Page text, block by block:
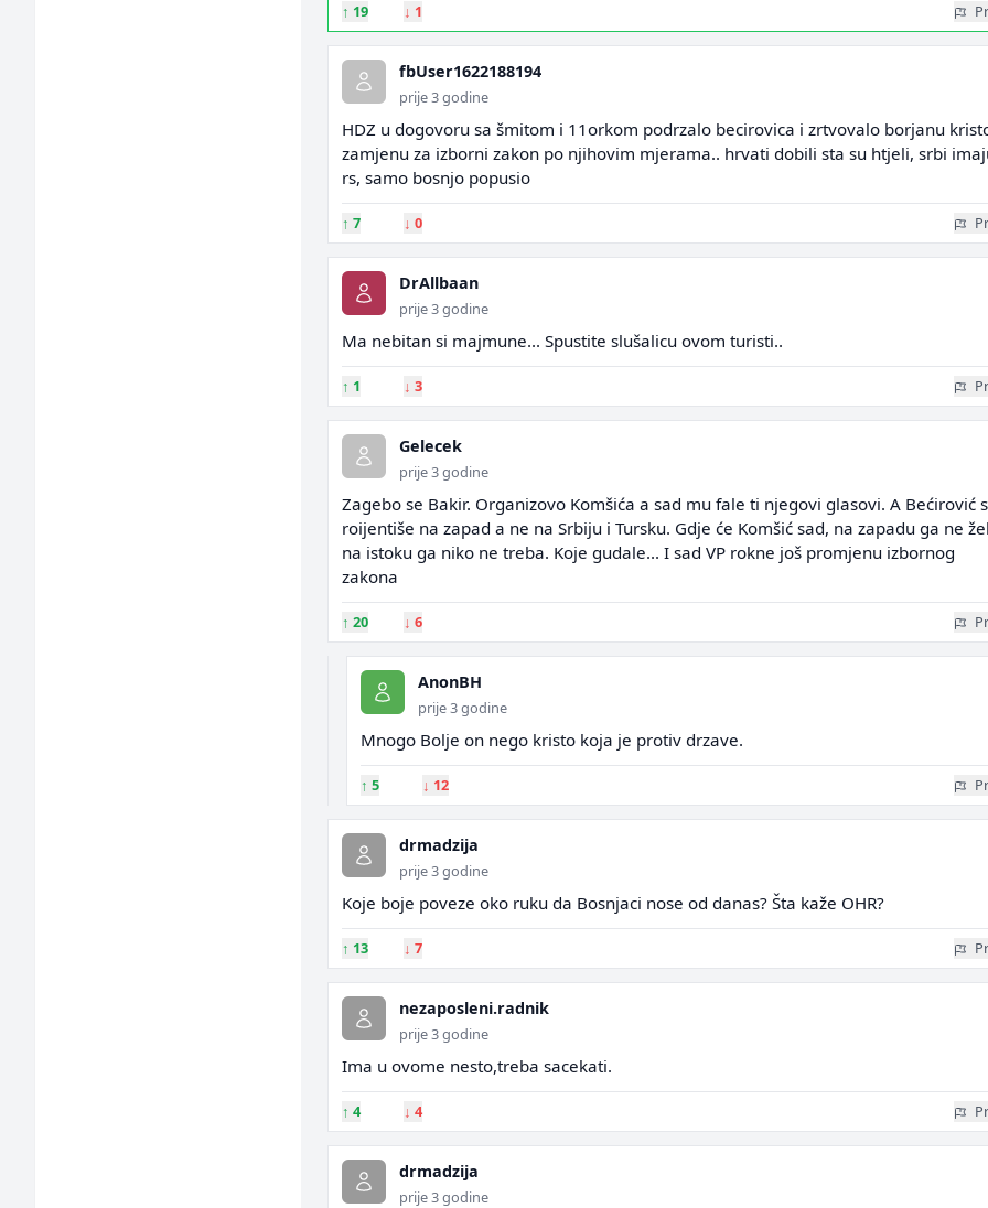
↑ 19 ↓ 1
fbUser1622188194
prije 3 godine
HDZ u dogovoru sa šmitom i 11orkom podrzalo becirovica i zrtvovalo borjanu
zamjenu za izborni zakon po njihovim mjerama.. hrvati dobili sta su htjeli, srbi
rs, samo bosnjo popusio
↑ 7 ↓ 0
DrAllbaan
prije 3 godine
Ma nebitan si majmune... Spustite slušalicu ovom turisti..
↑ 1 ↓ 3
Gelecek
prije 3 godine
Zagebo se Bakir. Organizovo Komšića a sad mu fale ti njegovi glasovi. A Bećirović
roijentiše na zapad a ne na Srbiju i Tursku. Gdje će Komšić sad, na zapadu ga ne
na istoku ga niko ne treba. Koje gudale... I sad VP rokne još promjenu izbornog
zakona
↑ 20 ↓ 6
AnonBH
prije 3 godine
Mnogo Bolje on nego kristo koja je protiv drzave.
↑ 5 ↓ 12
drmadzija
prije 3 godine
Koje boje poveze oko ruku da Bosnjaci nose od danas? Šta kaže OHR?
↑ 13 ↓ 7
nezaposleni.radnik
prije 3 godine
Ima u ovome nesto,treba sacekati.
↑ 4 ↓ 4
drmadzija
prije 3 godine